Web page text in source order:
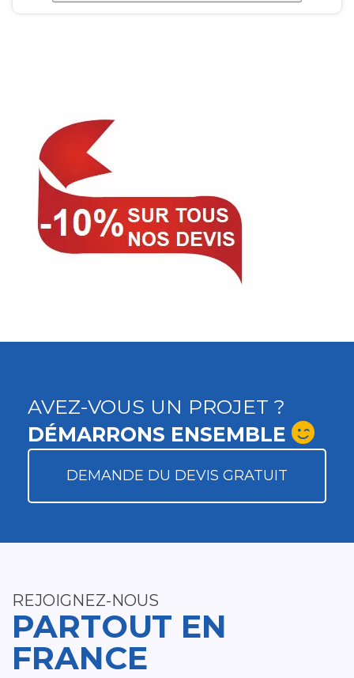
AVEZ-VOUS UN PROJET ?
DÉMARRONS ENSEMBLE
DEMANDE DU DEVIS GRATUIT
REJOIGNEZ-NOUS
PARTOUT EN
FRANCE